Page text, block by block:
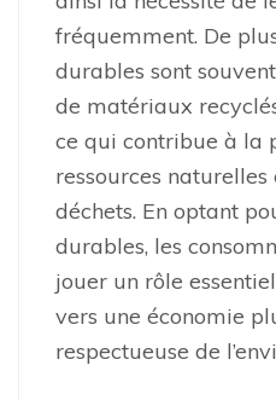
fréquemment. De
durables sont
de matériaux
ce qui contribue à la
ressources
déchets. En optant
durables, les
jouer un rôle
vers une économie
respectueuse de